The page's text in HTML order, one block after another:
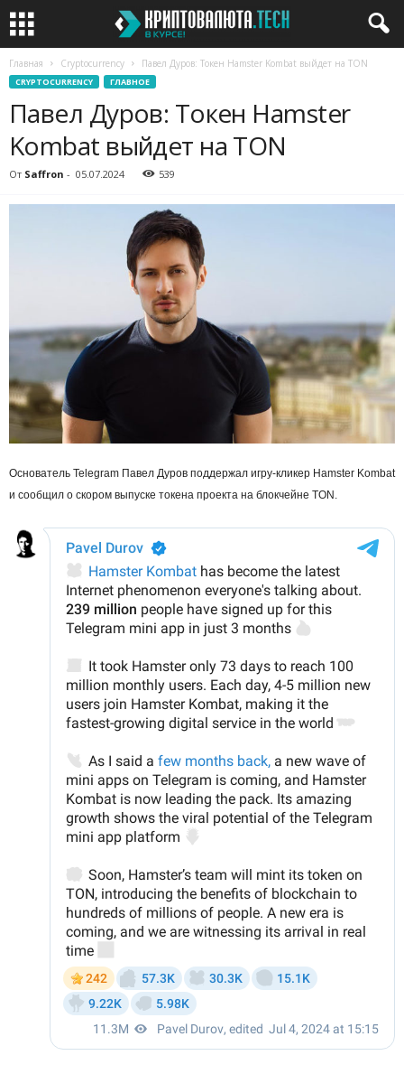
Главная Cryptocurrency Павел Дуров: Токен Hamster Kombat выйдет на TON
CRYPTOCURRENCY ГЛАВНОЕ
Павел Дуров: Токен Hamster
Kombat выйдет на TON
От Saffron - 05.07.2024 539
Основатель Telegram Павел Дуров поддержал игру-кликер Hamster Kombat
и сообщил о скором выпуске токена проекта на блокчейне TON.